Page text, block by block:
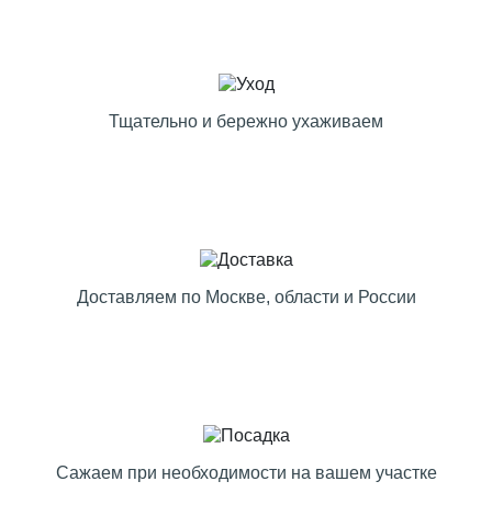
Тщательно и бережно ухаживаем
Доставляем по Москве, области и России
Сажаем при необходимости на вашем участке